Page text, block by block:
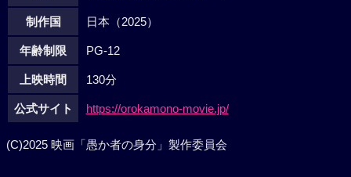
制作国 日本（2025）
年齢制限 PG-12
上映時間 130分
公式サイト https://orokamono-movie.jp/
(C)2025 映画「愚か者の身分」製作委員会